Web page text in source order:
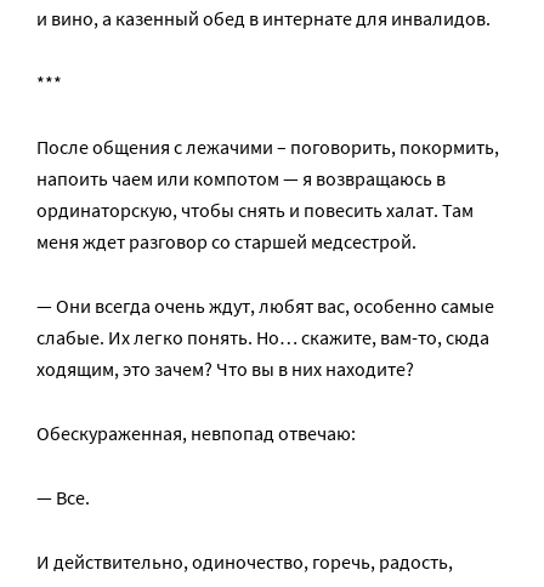
и вино, а казенный обед в интернате для инвалидов.
***
После общения с лежачими – поговорить, покормить,
напоить чаем или компотом — я возвращаюсь в
ординаторскую, чтобы снять и повесить халат. Там
меня ждет разговор со старшей медсестрой.
— Они всегда очень ждут, любят вас, особенно самые
слабые. Их легко понять. Но… скажите, вам-то, сюда
ходящим, это зачем? Что вы в них находите?
Обескураженная, невпопад отвечаю:
— Все.
И действительно, одиночество, горечь, радость,